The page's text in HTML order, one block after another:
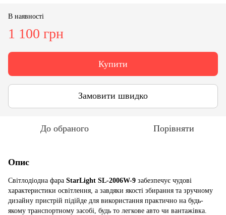
В наявності
1 100 грн
Купити
Замовити швидко
До обраного Порівняти
Опис
Світлодіодна фара StarLight SL-2006W-9 забезпечує чудові
характеристики освітлення, а завдяки якості збирання та зручному
дизайну пристрій підійде для використання практично на будь-
якому транспортному засобі, будь то легкове авто чи вантажівка.